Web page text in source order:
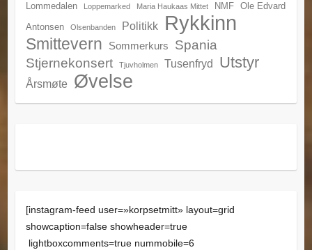
Lommedalen Loppemarked Maria Haukaas Mittet NMF
Ole Edvard
Antonsen
Olsenbanden Politikk Rykkinn
Smittevern Sommerkurs
Spania
Stjernekonsert
Tjuvholmen Tusenfryd Utstyr
Årsmøte Øvelse
[instagram-feed user=»korpsetmitt» layout=grid
showcaption=false showheader=true
lightboxcomments=true nummobile=6